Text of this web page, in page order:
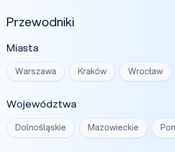
Przewodniki
Miasta
Warszawa Kraków Wrocław
Województwa
Dolnośląskie Mazowieckie